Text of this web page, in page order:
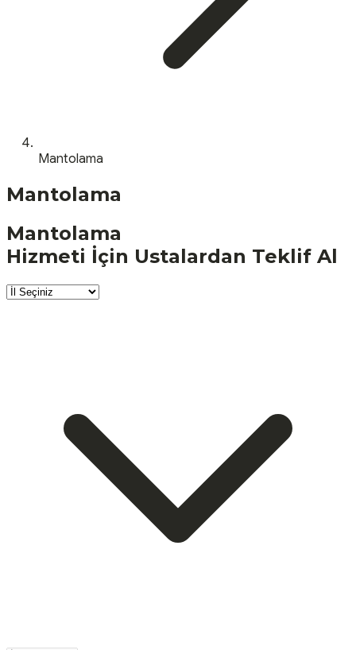
Mantolama
Mantolama
Mantolama
Hizmeti İçin Ustalardan Teklif Al